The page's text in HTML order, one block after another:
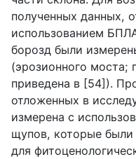
полученных данных,
использованием
борозд были
(эрозионного моста;
приведена в [54]).
отложенных в
измерена с
щупов, которые были
для